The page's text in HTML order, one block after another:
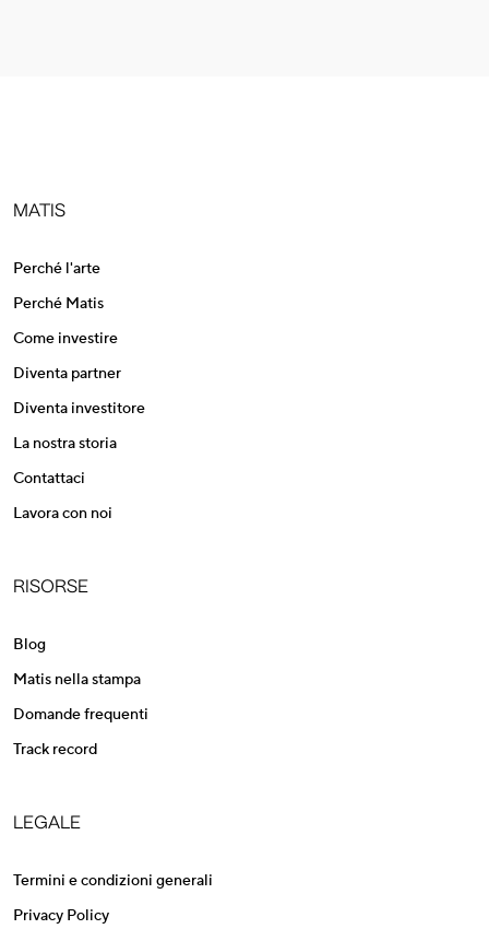
MATIS
Perché l'arte
Perché Matis
Come investire
Diventa partner
Diventa investitore
La nostra storia
Contattaci
Lavora con noi
RISORSE
Blog
Matis nella stampa
Domande frequenti
Track record
LEGALE
Termini e condizioni generali
Privacy Policy